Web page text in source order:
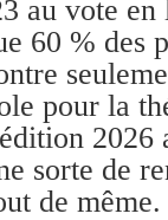
au vote
60 % des
pour la
2026
sorte de
de même.